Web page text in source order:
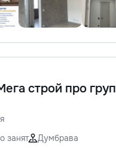
строй про груп
занят
Думбрава